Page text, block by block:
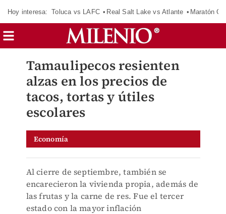
Hoy interesa: Toluca vs LAFC Real Salt Lake vs Atlante Maratón
Tamaulipecos resienten
alzas en los precios de
tacos, tortas y útiles
escolares
Economía
Al cierre de septiembre, también se
encarecieron la vivienda propia, además de
las frutas y la carne de res. Fue el tercer
estado con la mayor inflación